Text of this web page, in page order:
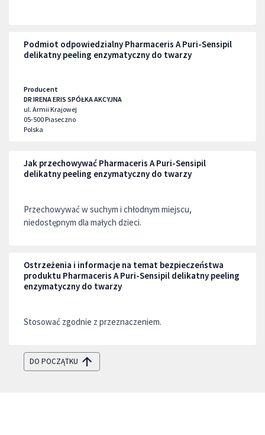
Podmiot odpowiedzialny Pharmaceris A Puri-Sensipil
delikatny peeling enzymatyczny do twarzy
Producent
DR IRENA ERIS SPÓŁKA AKCYJNA
ul. Armii Krajowej
05-500Piaseczno
Polska
Jak przechowywać Pharmaceris A Puri-Sensipil
delikatny peeling enzymatyczny do twarzy
Przechowywać w suchym i chłodnym miejscu,
niedostępnym dla małych dzieci.
Ostrzeżenia i informacje na temat bezpieczeństwa
produktu Pharmaceris A Puri-Sensipil delikatny peeling
enzymatyczny do twarzy
Stosować zgodnie z przeznaczeniem.
DO POCZĄTKU